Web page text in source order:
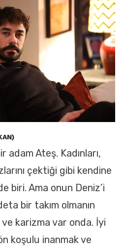
adam Ateş. Kadınları,
çektiği gibi kendine
biri. Ama onun Deniz’i
bir takım olmanın
karizma var onda. İyi
koşulu inanmak ve